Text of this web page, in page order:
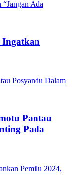
Ingatkan
Pantau
Pada